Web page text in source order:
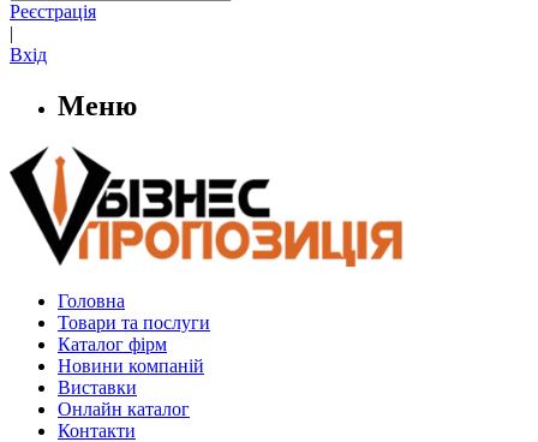
Реєстрація
|
Вхід
Меню
Головна
Товари та послуги
Каталог фірм
Новини компаній
Виставки
Онлайн каталог
Контакти